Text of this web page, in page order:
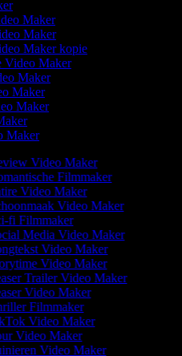
Maker
Maker
Maker kopie
Video Maker
Maker
Maker
Maker
Maker
Video Maker
Filmmaker
Video Maker
Video Maker
fi Filmmaker
Media Video Maker
Video Maker
Video Maker
Trailer Video Maker
Video Maker
Filmmaker
Video Maker
Video Maker
Video Maker